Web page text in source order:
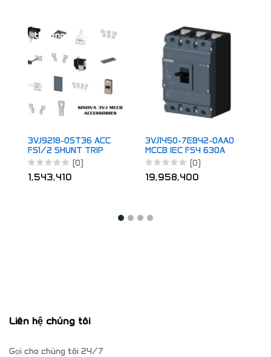
thường dùng
3VJ9218-0ST36 ACC
FS1/2 SHUNT TRIP
220VAC 50/60Hz
(0)
1,543,410
3VJ1450-7EB42-0AA0
MCCB IEC FS4 630A
TM ATFM 4P 55KA
(0)
19,958,400
Liên hệ chúng tôi
Gọi cho chúng tôi 24/7